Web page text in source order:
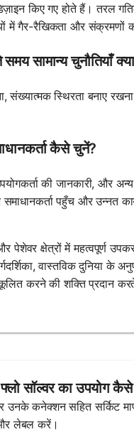
डिज़ाइन किए गए होते हैं। तरल
में गैर-रैखिकता और संक्रमणों
सामान्य चुनौतियाँ
स्थिरता बनाए
कैसे चुनें?
की जानकारी, और
पहुँच और उन्नत
और पेशेवर क्षेत्रों में महत्वपूर्ण
वास्तविक दुनिया के
करने की शक्ति प्रदान
सॉल्वर का उपयोग
उनके कनेक्शन सहित सर्किट
और लेबल करें।